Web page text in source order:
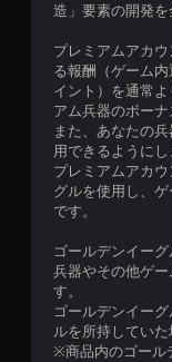
造」要素の開発を
プレミアムアカ
る報酬（ゲーム
イント）を通常
アム兵器のボーナ
また、あなたの
用できるようにし
プレミアムアカ
グルを使用し、
です。
ゴールデンイー
兵器やその他ゲ
す。
ゴールデンイー
ルを所持していた
※商品内のゴール